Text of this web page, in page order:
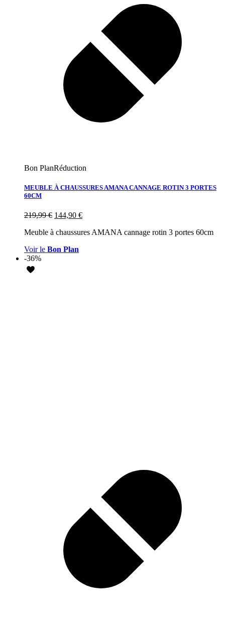
Bon PlanRéduction
MEUBLE À CHAUSSURES AMANA CANNAGE ROTIN 3 PORTES
60CM
219,99€ 144,90 €
Meuble à chaussures AMANA cannage rotin 3 portes 60cm
Voir le Bon Plan
-36%